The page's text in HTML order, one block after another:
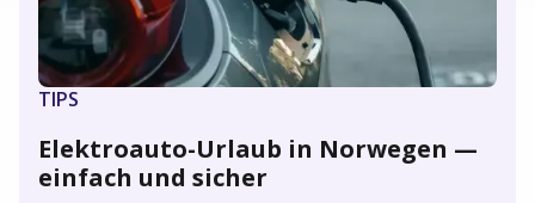
TIPS
Elektroauto-Urlaub in Norwegen —
einfach und sicher